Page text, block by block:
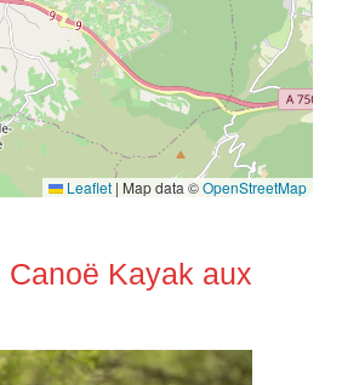
Leaflet | Map data ©OpenStreetMap
Canoë Kayak aux